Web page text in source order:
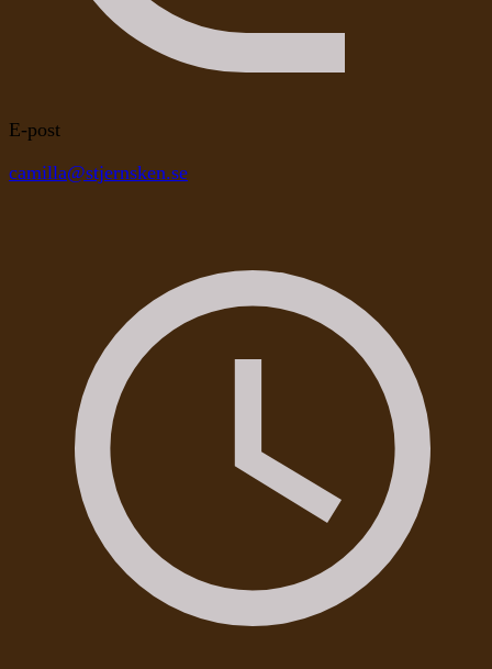
E-post
camilla@stjernsken.se